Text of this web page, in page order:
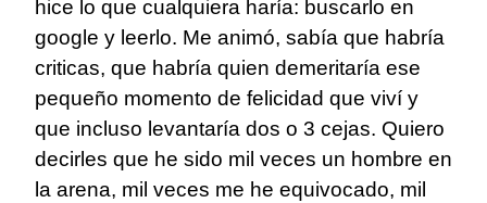
hice lo que cualquiera haría: buscarlo en
google y leerlo. Me animó, sabía que habría
criticas, que habría quien demeritaría ese
pequeño momento de felicidad que viví y
que incluso levantaría dos o 3 cejas. Quiero
decirles que he sido mil veces un hombre en
la arena, mil veces me he equivocado, mil